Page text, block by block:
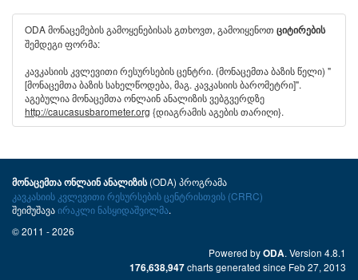
ODA მონაცემების გამოყენებისას გთხოვთ, გამოიყენოთ ციტირების
შემდეგი ფორმა:
კავკასიის კვლევითი რესურსების ცენტრი. (მონაცემთა ბაზის წელი) "
[მონაცემთა ბაზის სახელწოდება, მაგ. კავკასიის ბარომეტრი]".
აგებულია მონაცემთა ონლაინ ანალიზის ვებგვერდზე
http://caucasusbarometer.org {დიაგრამის აგების თარიღი}.
მონაცემთა ონლაინ ანალიზის(ODA) პროგრამა
კავკასიის კვლევითი რესურსების ცენტრისთვის (CRRC)
შეიმუშავაირაკლი ნასყიდაშვილმა.
© 2011 - 2026
Powered byODA. Version 4.8.1
176,638,947charts generated since Feb 27, 2013